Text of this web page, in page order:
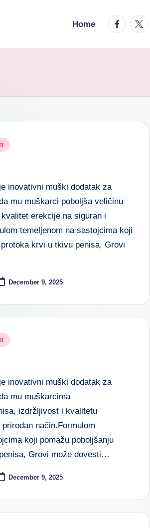
Home
inovativni muški dodatak za
mu muškarci poboljša veličinu
erekcije na siguran i
temeljenom na sastojcima koji
krvi u tkivu penisa, Grovi
December 9, 2025
inovativni muški dodatak za
mu muškarcima
izdržljivost i kvalitetu
način.Formulom
koji pomažu poboljšanju
Grovi može dovesti…
December 9, 2025